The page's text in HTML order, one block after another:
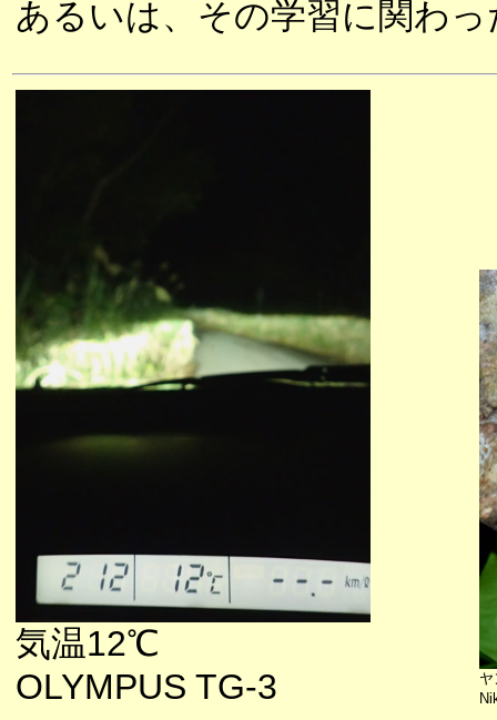
あるいは、その学習に関わ
気温12℃
OLYMPUS TG-3